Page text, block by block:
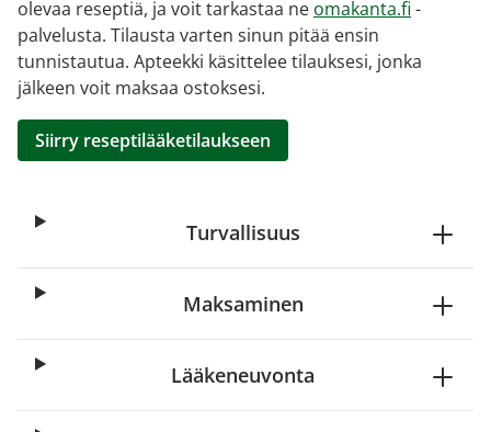
olevaa reseptiä, ja voit tarkastaa ne omakanta.fi -
palvelusta. Tilausta varten sinun pitää ensin
tunnistautua. Apteekki käsittelee tilauksesi, jonka
jälkeen voit maksaa ostoksesi.
Siirry reseptilääketilaukseen
Turvallisuus
Maksaminen
Lääkeneuvonta